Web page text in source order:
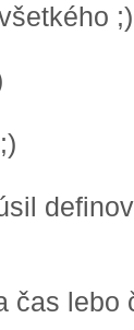
;)
čas